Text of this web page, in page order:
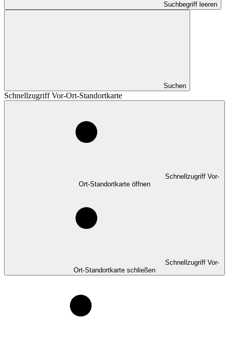
Suchbegriff leeren
Suchen
Schnellzugriff Vor-Ort-Standortkarte
Schnellzugriff Vor-
Ort-Standortkarte öffnen
Schnellzugriff Vor-
Ort-Standortkarte schließen